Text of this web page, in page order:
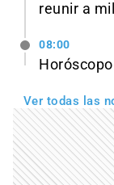
reunir a
08:00
Ver todas las